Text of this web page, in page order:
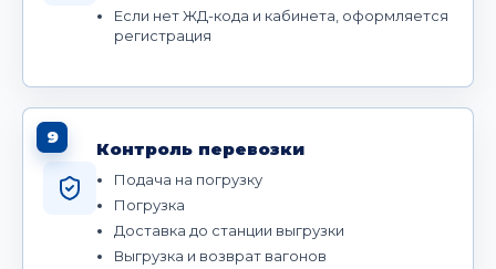
Если нет ЖД-кода и кабинета, оформляется
регистрация
9
Контроль перевозки
Подача на погрузку
Погрузка
Доставка до станции выгрузки
Выгрузка и возврат вагонов